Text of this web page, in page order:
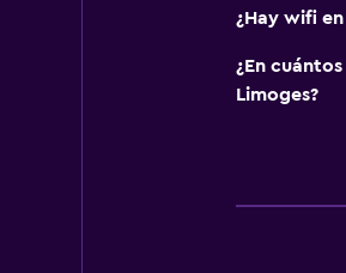
¿Hay wifi
¿En
Limoges?